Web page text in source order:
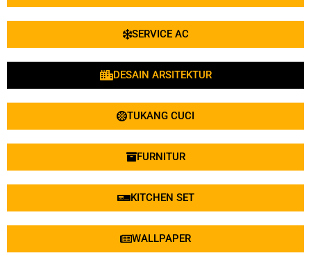
SERVICE AC
DESAIN ARSITEKTUR
TUKANG CUCI
FURNITUR
KITCHEN SET
WALLPAPER